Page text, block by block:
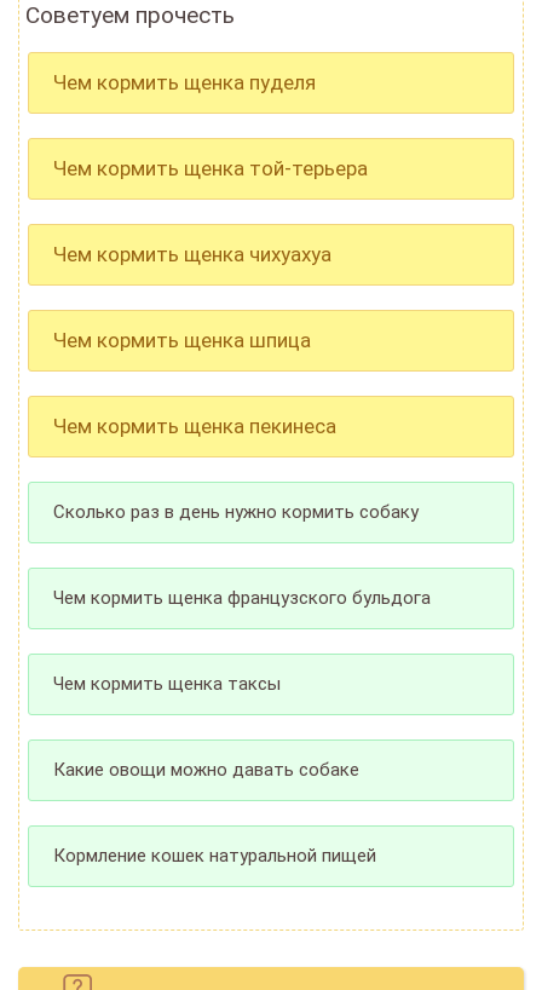
Советуем прочесть
Чем кормить щенка пуделя
Чем кормить щенка той-терьера
Чем кормить щенка чихуахуа
Чем кормить щенка шпица
Чем кормить щенка пекинеса
Сколько раз в день нужно кормить собаку
Чем кормить щенка французского бульдога
Чем кормить щенка таксы
Какие овощи можно давать собаке
Кормление кошек натуральной пищей